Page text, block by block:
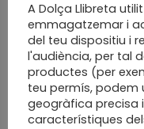
feines
A Dolça Llibreta
emmagatzemar i
del teu dispositiu i
l'audiència, per tal
productes (per
teu permís, podem
geogràfica precisa
característiques